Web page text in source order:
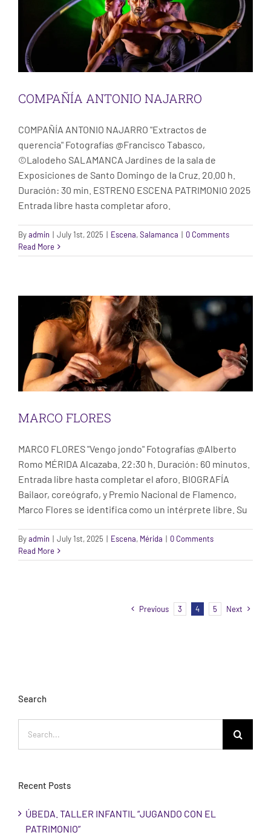
COMPAÑÍA ANTONIO NAJARRO
COMPAÑÍA ANTONIO NAJARRO "Extractos de
querencia" Fotografías @Francisco Tabasco,
©Lalodeho SALAMANCA Jardines de la sala de
Exposiciones de Santo Domingo de la Cruz. 20.00 h.
Duración: 30 min. ESTRENO ESCENA PATRIMONIO 2025
Entrada libre hasta completar aforo.
Byadmin | July 1st, 2025 | Escena,Salamanca | 0 Comments
Read More
MARCO FLORES
MARCO FLORES
MARCO FLORES "Vengo jondo" Fotografías @Alberto
Romo MÉRIDA Alcazaba. 22:30 h. Duración: 60 minutos.
Entrada libre hasta completar el aforo. BIOGRAFÍA
Bailaor, coreógrafo, y Premio Nacional de Flamenco,
Marco Flores se identifica como un intérprete libre. Su
Byadmin | July 1st, 2025 | Escena, Mérida | 0 Comments
Read More
Previous 3 4 5 Next
Search
Recent Posts
ÚBEDA. TALLER INFANTIL “JUGANDO CON EL
PATRIMONIO”